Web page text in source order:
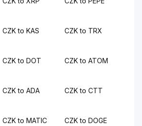
CZK to KAS CZK to TRX
CZK to DOT CZK to ATOM
CZK to ADA CZK to CTT
CZK to MATIC CZK to DOGE